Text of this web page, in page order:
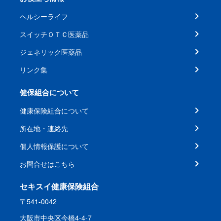
ヘルシーライフ
スイッチＯＴＣ医薬品
ジェネリック医薬品
リンク集
健保組合について
健康保険組合について
所在地・連絡先
個人情報保護について
お問合せはこちら
セキスイ健康保険組合
〒541-0042
大阪市中央区今橋4-4-7